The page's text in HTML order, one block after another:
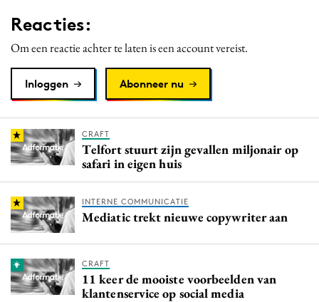
Reacties:
Om een reactie achter te laten is een account vereist.
Inloggen Abonneer nu
CRAFT
Telfort stuurt zijn gevallen miljonair op
safari in eigen huis
INTERNE COMMUNICATIE
Mediatic trekt nieuwe copywriter aan
CRAFT
11 keer de mooiste voorbeelden van
klantenservice op social media